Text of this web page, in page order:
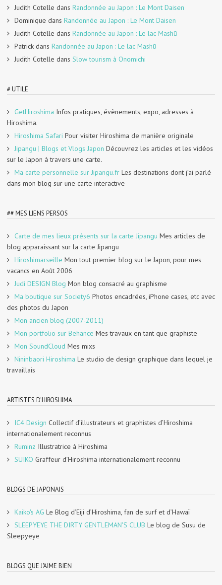
Judith Cotelle dans Randonnée au Japon : Le Mont Daisen
Dominique dans Randonnée au Japon : Le Mont Daisen
Judith Cotelle dans Randonnée au Japon : Le lac Mashū
Patrick dans Randonnée au Japon : Le lac Mashū
Judith Cotelle dans Slow tourism à Onomichi
# UTILE
GetHiroshima Infos pratiques, évènements, expo, adresses à
Hiroshima.
Hiroshima Safari Pour visiter Hiroshima de manière originale
Jipangu | Blogs et Vlogs Japon Découvrez les articles et les vidéos
sur le Japon à travers une carte.
Ma carte personnelle sur Jipangu.fr Les destinations dont j’ai parlé
dans mon blog sur une carte interactive
## MES LIENS PERSOS
Carte de mes lieux présents sur la carte Jipangu Mes articles de
blog apparaissant sur la carte Jipangu
Hiroshimarseille Mon tout premier blog sur le Japon, pour mes
vacancs en Août 2006
Judi DESIGN Blog Mon blog consacré au graphisme
Ma boutique sur Society6 Photos encadrées, iPhone cases, etc avec
des photos du Japon
Mon ancien blog (2007-2011)
Mon portfolio sur Behance Mes travaux en tant que graphiste
Mon SoundCloud Mes mixs
Nininbaori Hiroshima Le studio de design graphique dans lequel je
travaillais
ARTISTES D'HIROSHIMA
IC4 Design Collectif d’illustrateurs et graphistes d’Hiroshima
internationalement reconnus
Ruminz Illustratrice à Hiroshima
SUIKO Graffeur d’Hiroshima internationalement reconnu
BLOGS DE JAPONAIS
Kaiko's AG Le Blog d’Eiji d’Hiroshima, fan de surf et d’Hawaï
SLEEPYEYE THE DIRTY GENTLEMAN'S CLUB Le blog de Susu de
Sleepyeye
BLOGS QUE J'AIME BIEN